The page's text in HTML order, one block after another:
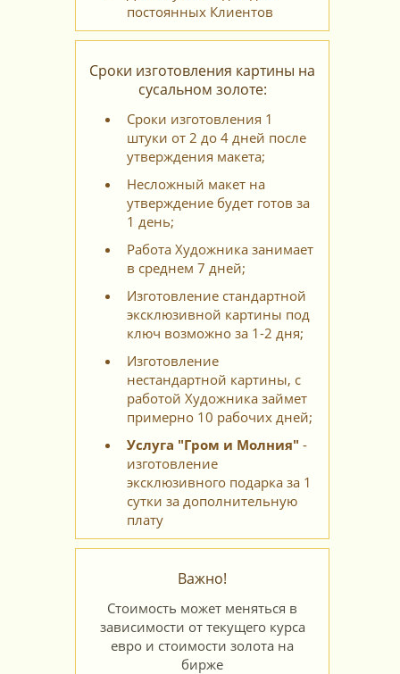
постоянных Клиентов
Сроки изготовления картины на
сусальном золоте:
Сроки изготовления 1
штуки от 2 до 4 дней после
утверждения макета;
Несложный макет на
утверждение будет готов за
1 день;
Работа Художника занимает
в среднем 7 дней;
Изготовление стандартной
эксклюзивной картины под
ключ возможно за 1-2 дня;
Изготовление
нестандартной картины, с
работой Художника займет
примерно 10 рабочих дней;
Услуга "Гром и Молния" -
изготовление
эксклюзивного подарка за 1
сутки за дополнительную
плату
Важно!
Стоимость может меняться в
зависимости от текущего курса
евро и стоимости золота на
бирже